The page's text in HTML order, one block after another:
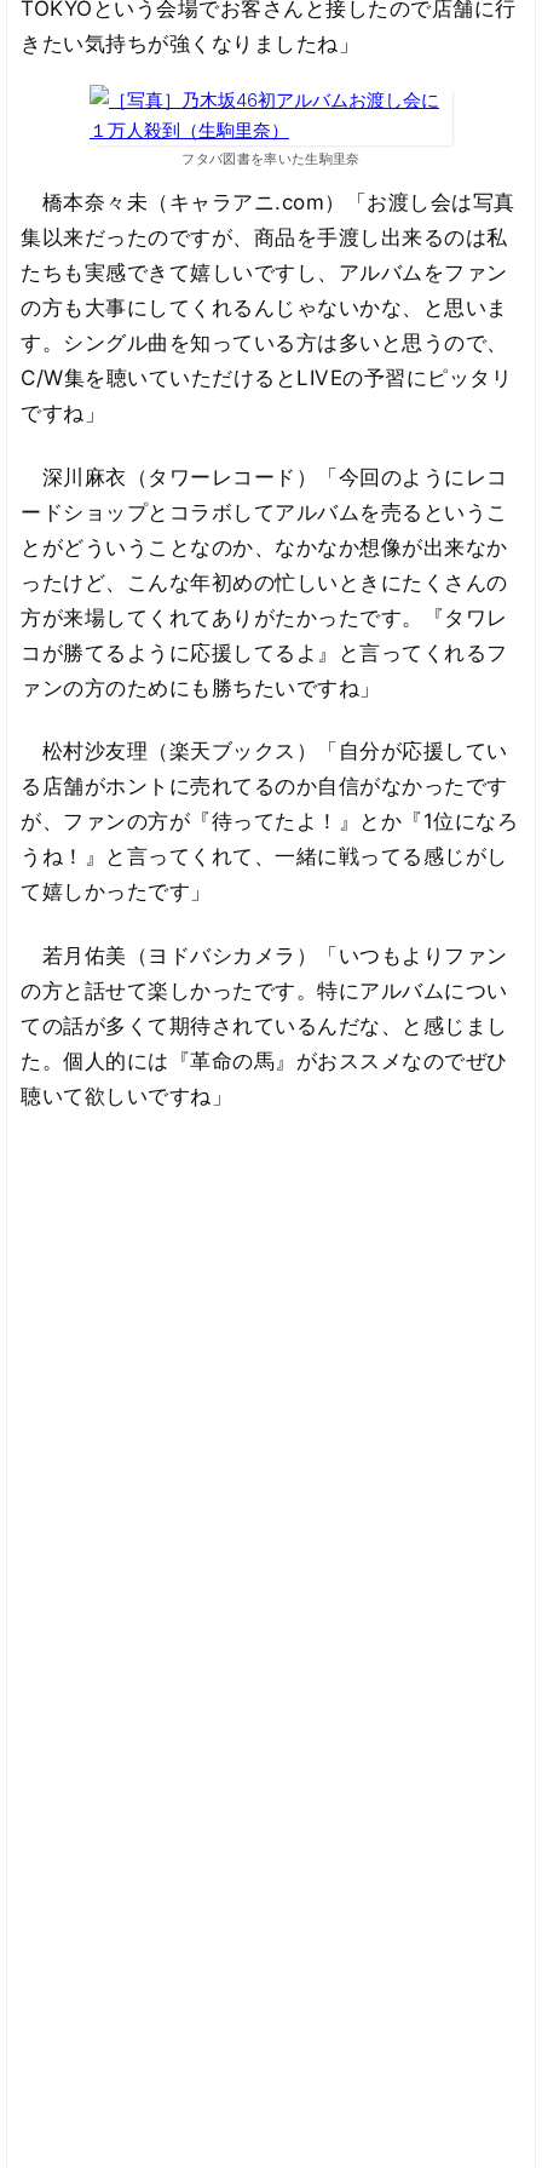
TOKYOという会場でお客さんと接したので店舗に行
きたい気持ちが強くなりましたね」
フタバ図書を率いた生駒里奈
橋本奈々未（キャラアニ.com）「お渡し会は写真
集以来だったのですが、商品を手渡し出来るのは私
たちも実感できて嬉しいですし、アルバムをファン
の方も大事にしてくれるんじゃないかな、と思いま
す。シングル曲を知っている方は多いと思うので、
C/W集を聴いていただけるとLIVEの予習にピッタリ
ですね」
深川麻衣（タワーレコード）「今回のようにレコ
ードショップとコラボしてアルバムを売るというこ
とがどういうことなのか、なかなか想像が出来なか
ったけど、こんな年初めの忙しいときにたくさんの
方が来場してくれてありがたかったです。『タワレ
コが勝てるように応援してるよ』と言ってくれるフ
ァンの方のためにも勝ちたいですね」
松村沙友理（楽天ブックス）「自分が応援してい
る店舗がホントに売れてるのか自信がなかったです
が、ファンの方が『待ってたよ！』とか『1位になろ
うね！』と言ってくれて、一緒に戦ってる感じがし
て嬉しかったです」
若月佑美（ヨドバシカメラ）「いつもよりファン
の方と話せて楽しかったです。特にアルバムについ
ての話が多くて期待されているんだな、と感じまし
た。個人的には『革命の馬』がおススメなのでぜひ
聴いて欲しいですね」